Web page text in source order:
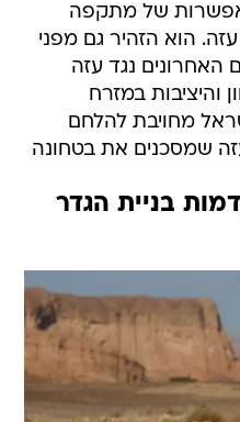
אפשרות של מתקפה
הוא הזהיר גם מפני
האחרונים נגד עזה
והיציבות במזרח
מחויבת להלחם
שמסכנים את בטחונה
בניית הגדר